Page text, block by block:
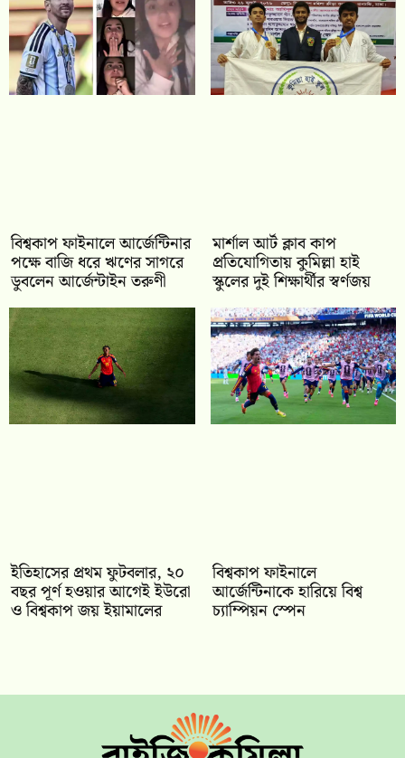
বিশ্বকাপ ফাইনালে আর্জেন্টিনার
পক্ষে বাজি ধরে ঋণের সাগরে
ডুবলেন আর্জেন্টাইন তরুণী
মার্শাল আর্ট ক্লাব কাপ
প্রতিযোগিতায় কুমিল্লা হাই
স্কুলের দুই শিক্ষার্থীর স্বর্ণজয়
ইতিহাসের প্রথম ফুটবলার, ২০
বছর পূর্ণ হওয়ার আগেই ইউরো
ও বিশ্বকাপ জয় ইয়ামালের
বিশ্বকাপ ফাইনালে
আর্জেন্টিনাকে হারিয়ে বিশ্ব
চ্যাম্পিয়ন স্পেন